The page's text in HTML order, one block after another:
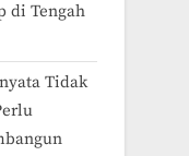
di Tengah
Tidak